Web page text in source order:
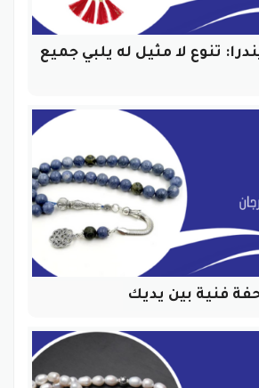
تنوع لا مثيل له يلبي جميع
فنية بين يديك